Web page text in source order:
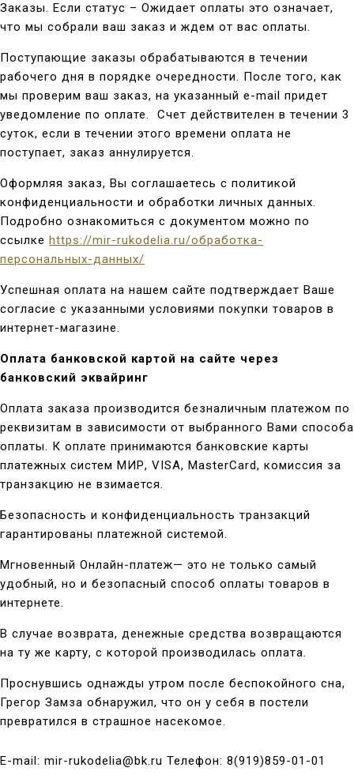
Заказы. Если статус – Ожидает оплаты это означает,
что мы собрали ваш заказ и ждем от вас оплаты.
Поступающие заказы обрабатываются в течении
рабочего дня в порядке очередности. После того, как
мы проверим ваш заказ, на указанный e-mail придет
уведомление по оплате. Счет действителен в течении 3
суток, если в течении этого времени оплата не
поступает, заказ аннулируется.
Оформляя заказ, Вы соглашаетесь с политикой
конфиденциальности и обработки личных данных.
Подробно ознакомиться с документом можно по
ссылке https://mir-rukodelia.ru/обработка-
персональных-данных/
Успешная оплата на нашем сайте подтверждает Ваше
согласие с указанными условиями покупки товаров в
интернет-магазине.
Оплата банковской картой на сайте через
банковский эквайринг
Оплата заказа производится безналичным платежом по
реквизитам в зависимости от выбранного Вами способа
оплаты. К оплате принимаются банковские карты
платежных систем МИР, VISA, MasterCard, комиссия за
транзакцию не взимается.
Безопасность и конфиденциальность транзакций
гарантированы платежной системой.
Мгновенный Онлайн-платеж— это не только самый
удобный, но и безопасный способ оплаты товаров в
интернете.
В случае возврата, денежные средства возвращаются
на ту же карту, с которой производилась оплата.
Проснувшись однажды утром после беспокойного сна,
Грегор Замза обнаружил, что он у себя в постели
превратился в страшное насекомое.
E-mail: mir-rukodelia@bk.ru Телефон: 8(919)859-01-01